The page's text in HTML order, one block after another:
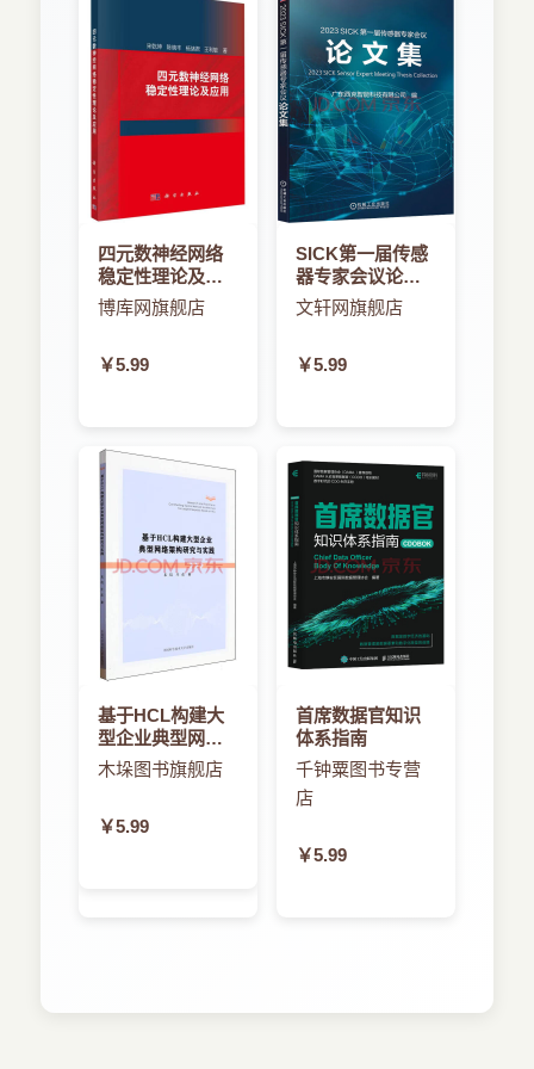
四元数神经网络
稳定性理论及应
用
博库网旗舰店
￥5.99
SICK第一届传感
器专家会议论文
集
文轩网旗舰店
￥5.99
基于HCL构建大
型企业典型网络
架构研究与实践
木垛图书旗舰店
￥5.99
首席数据官知识
体系指南
千钟粟图书专营
店
￥5.99